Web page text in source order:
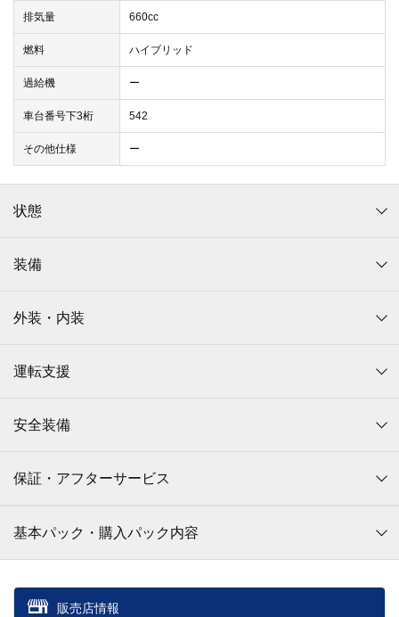
排気量 660cc
燃料 ハイブリッド
過給機 ー
車台番号下3桁 542
その他仕様 ー
状態
装備
外装・内装
運転支援
安全装備
保証・アフターサービス
基本パック・購入パック内容
販売店情報